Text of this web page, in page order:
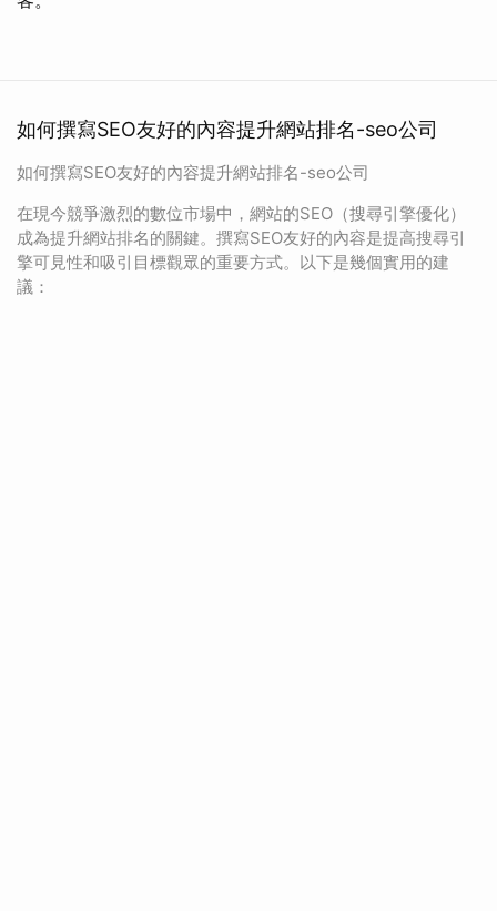
如何撰寫SEO友好的內容提升網站排名-seo公司
如何撰寫SEO友好的內容提升網站排名-seo公司
在現今競爭激烈的數位市場中，網站的SEO（搜尋引擎優化）
成為提升網站排名的關鍵。撰寫SEO友好的內容是提高搜尋引
擎可見性和吸引目標觀眾的重要方式。以下是幾個實用的建
議：